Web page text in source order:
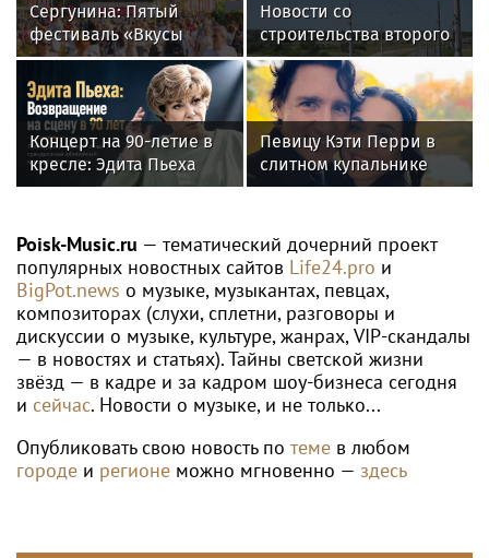
Сергунина: Пятый
фестиваль «Вкусы
России» пройдет в
Москве 13–23 августа
Новости со
строительства второго
этапа линии
«Славянка»
Концерт на 90-летие в
кресле: Эдита Пьеха
планирует вернуться на
Певицу Кэти Перри в
слитном купальнике
подловили на пляже с
Poisk-Music.ru — тематический дочерний проект
популярных новостных сайтов Life24.pro и
BigPot.news о музыке, музыкантах, певцах,
композиторах (слухи, сплетни, разговоры и
дискуссии о музыке, культуре, жанрах, VIP-скандалы
— в новостях и статьях). Тайны светской жизни
звёзд — в кадре и за кадром шоу-бизнеса сегодня
и сейчас. Новости о музыке, и не только...
Опубликовать свою новость по теме в любом
городе и регионе можно мгновенно — здесь